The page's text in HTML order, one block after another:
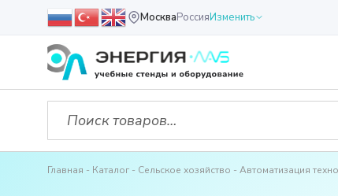
МоскваРоссияИзменить
Главная Каталог Сельское хозяйство Автоматизация